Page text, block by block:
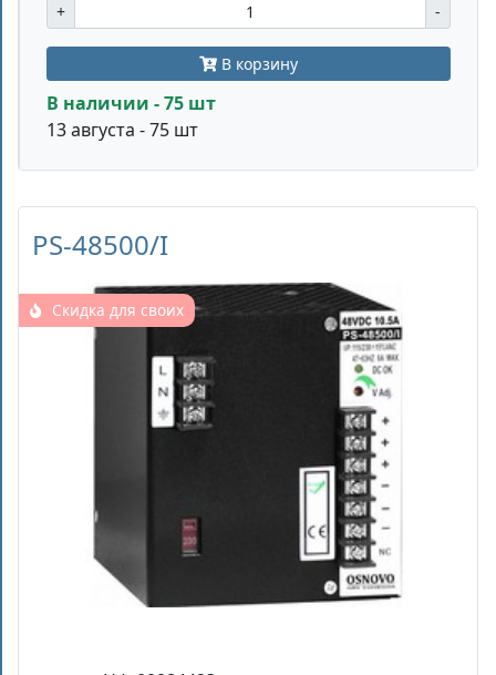
+ -
В корзину
В наличии - 75 шт
13 августа - 75 шт
PS-48500/I
Скидка для своих